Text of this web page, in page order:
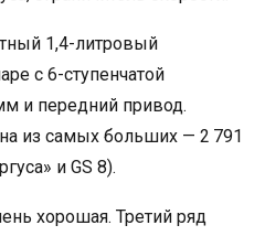
1,4-литровый
с 6-ступенчатой
и передний привод.
из самых больших — 2 791
и GS 8).
хорошая. Третий ряд